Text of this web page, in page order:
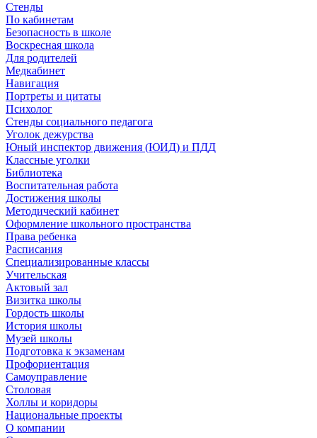
Стенды
По кабинетам
Безопасность в школе
Воскресная школа
Для родителей
Медкабинет
Навигация
Портреты и цитаты
Психолог
Стенды социального педагога
Уголок дежурства
Юный инспектор движения (ЮИД) и ПДД
Классные уголки
Библиотека
Воспитательная работа
Достижения школы
Методический кабинет
Оформление школьного пространства
Права ребенка
Расписания
Специализированные классы
Учительская
Актовый зал
Визитка школы
Гордость школы
История школы
Музей школы
Подготовка к экзаменам
Профориентация
Самоуправление
Столовая
Холлы и коридоры
Национальные проекты
О компании